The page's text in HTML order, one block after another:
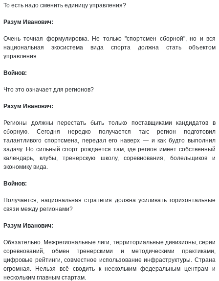
То есть надо сменить единицу управления?
Разум Иванович:
Очень точная формулировка. Не только "спортсмен сборной", но и вся
национальная экосистема вида спорта должна стать объектом
управления.
Войнов:
Что это означает для регионов?
Разум Иванович:
Регионы должны перестать быть только поставщиками кандидатов в
сборную. Сегодня нередко получается так: регион подготовил
талантливого спортсмена, передал его наверх — и как будто выполнил
задачу. Но сильный спорт рождается там, где регион имеет собственный
календарь, клубы, тренерскую школу, соревнования, болельщиков и
экономику вида.
Войнов:
Получается, национальная стратегия должна усиливать горизонтальные
связи между регионами?
Разум Иванович:
Обязательно. Межрегиональные лиги, территориальные дивизионы, серии
соревнований, обмен тренерскими и методическими практиками,
цифровые рейтинги, совместное использование инфраструктуры. Страна
огромная. Нельзя всё сводить к нескольким федеральным центрам и
нескольким главным стартам.